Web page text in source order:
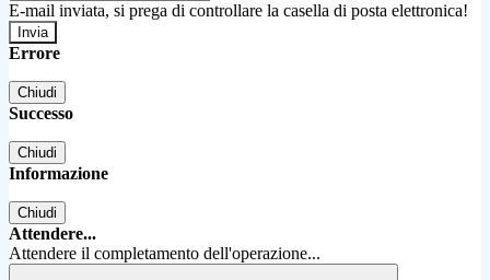
E-mail inviata, si prega di controllare la casella di posta elettronica!
Errore
Chiudi
Successo
Chiudi
Informazione
Chiudi
Attendere...
Attendere il completamento dell'operazione...